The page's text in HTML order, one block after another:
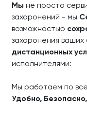
Мы не просто
захоронений - мы
возможностью
захоронения ваших
дистанционных
исполнителями:
Мы работаем по
Удобно,